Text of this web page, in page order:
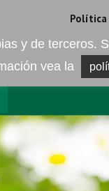
ELEMENTO DEL
Política
y de terceros.
vea la